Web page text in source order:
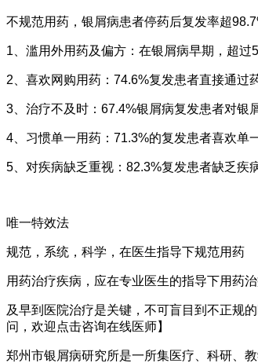
不规范用药，银屑病患者停药后复发率超
1、滥用外用药及偏方：在银屑病早期，超过
2、喜欢网购用药：74.6%复发患者直接通过
3、治疗不及时：67.4%银屑病复发患者对银
4、习惯单一用药：71.3%的复发患者喜欢单
5、对疾病缺乏重视：82.3%复发患者缺乏疾
唯一特效法
规范，系统，科学，在医生指导下规范用药
用药治疗疾病，应在专业医生的指导下用药
及早到医院治疗是关键，不可盲目到不正规
问，欢迎点击咨询在线医师】
郑州市银屑病研究所是一所集医疗、科研、